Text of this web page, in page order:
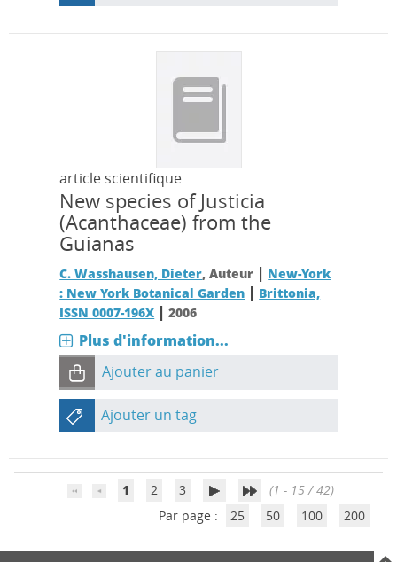
article scientifique
New species of Justicia
(Acanthaceae) from the
Guianas
C. Wasshausen, Dieter, Auteur | New-York
: New York Botanical Garden | Brittonia,
ISSN 0007-196X |2006
Plus d'information...
Ajouter au panier
Ajouter un tag
1 2 3
(1 - 15 / 42)
Par page :
25 50 100 200